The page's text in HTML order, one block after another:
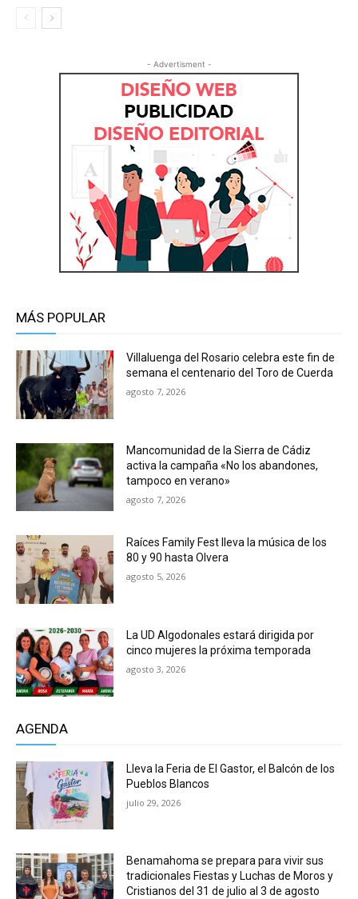
- Advertisment -
MÁS POPULAR
Villaluenga del Rosario celebra este fin de
semana el centenario del Toro de Cuerda
agosto 7, 2026
Mancomunidad de la Sierra de Cádiz
activa la campaña «No los abandones,
tampoco en verano»
agosto 7, 2026
Raíces Family Fest lleva la música de los
80 y 90 hasta Olvera
agosto 5, 2026
La UD Algodonales estará dirigida por
cinco mujeres la próxima temporada
agosto 3, 2026
AGENDA
Lleva la Feria de El Gastor, el Balcón de los
Pueblos Blancos
julio 29, 2026
Benamahoma se prepara para vivir sus
tradicionales Fiestas y Luchas de Moros y
Cristianos del 31 de julio al 3 de agosto